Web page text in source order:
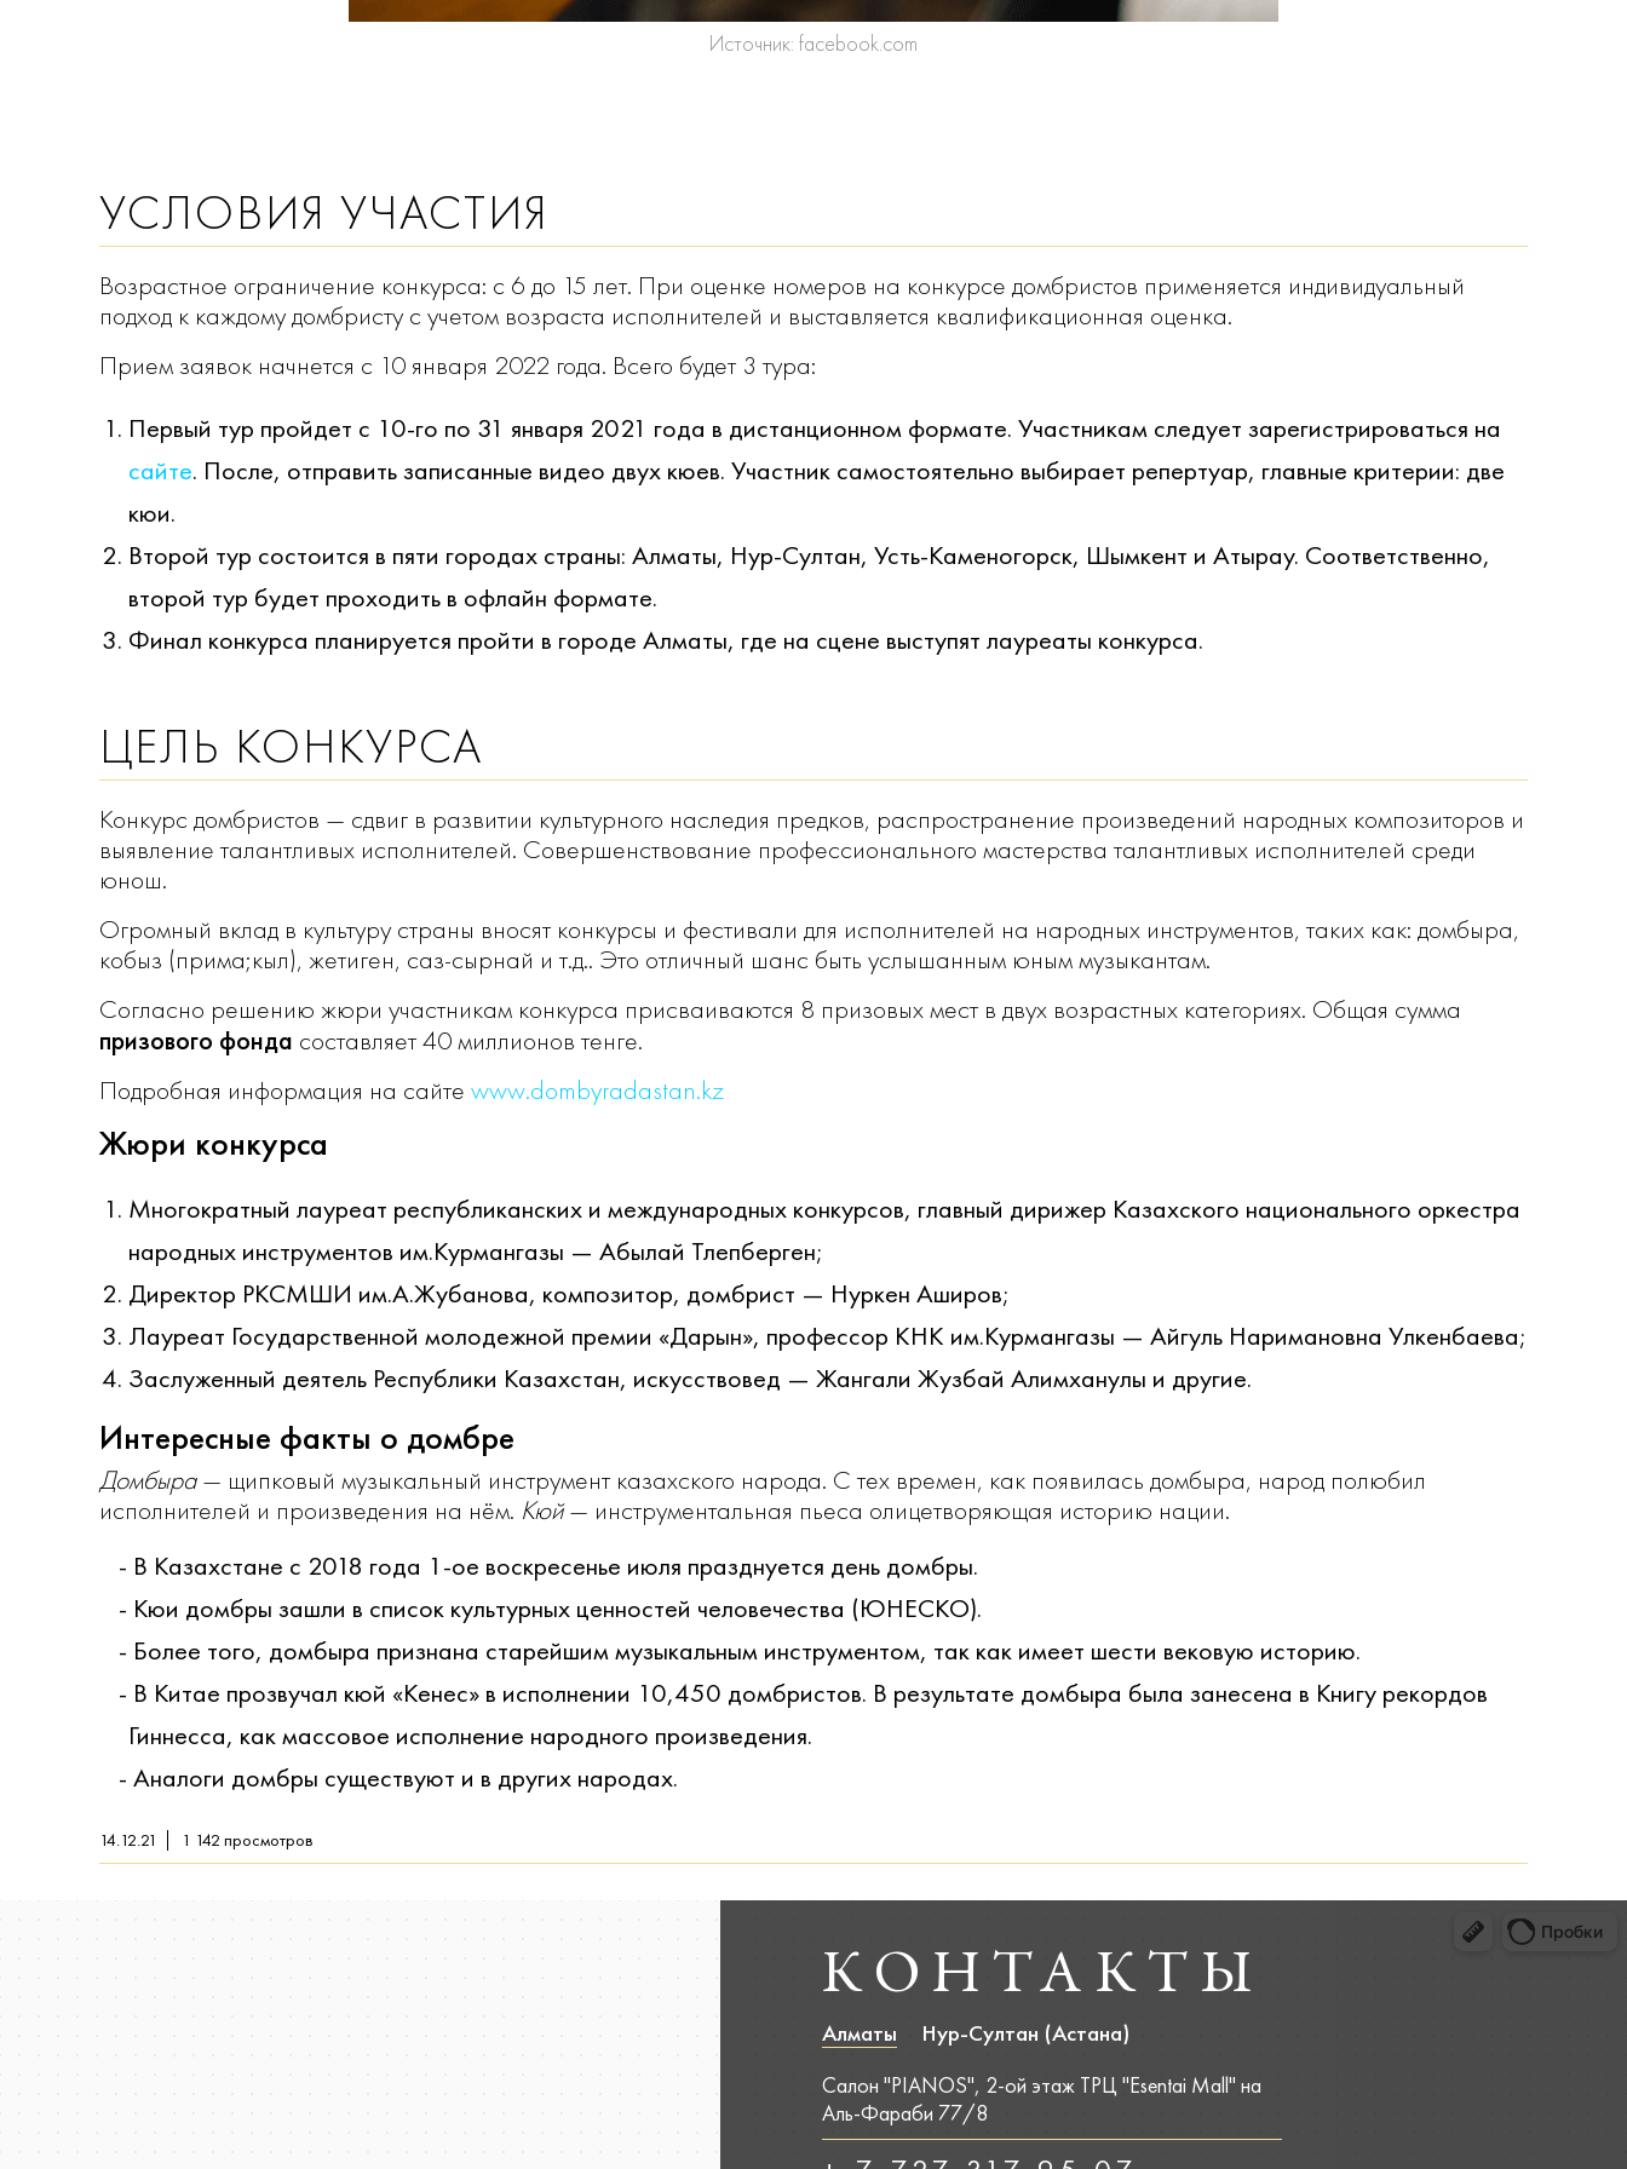
Источник: facebook.com
УСЛОВИЯ УЧАСТИЯ
Возрастное ограничение конкурса: с 6 до 15 лет. При оценке номеров на конкурсе домбристов применяется индивидуальный
подход к каждому домбристу с учетом возраста исполнителей и выставляется квалификационная оценка.
Прием заявок начнется с 10 января 2022 года. Всего будет 3 тура:
Первый тур пройдет с 10-го по 31 января 2021 года в дистанционном формате. Участникам следует зарегистрироваться на
сайте. После, отправить записанные видео двух кюев. Участник самостоятельно выбирает репертуар, главные критерии: две
кюи.
Второй тур состоится в пяти городах страны: Алматы, Нур-Султан, Усть-Каменогорск, Шымкент и Атырау. Соответственно,
второй тур будет проходить в офлайн формате.
Финал конкурса планируется пройти в городе Алматы, где на сцене выступят лауреаты конкурса.
ЦЕЛЬ КОНКУРСА
Конкурс домбристов — сдвиг в развитии культурного наследия предков, распространение произведений народных композиторов и
выявление талантливых исполнителей. Совершенствование профессионального мастерства талантливых исполнителей среди
юнош.
Огромный вклад в культуру страны вносят конкурсы и фестивали для исполнителей на народных инструментов, таких как: домбыра,
кобыз (прима;кыл), жетиген, саз-сырнай и т.д.. Это отличный шанс быть услышанным юным музыкантам.
Согласно решению жюри участникам конкурса присваиваются 8 призовых мест в двух возрастных категориях. Общая сумма
призового фонда составляет 40 миллионов тенге.
Подробная информация на сайте www.dombyradastan.kz
Жюри конкурса
Многократный лауреат республиканских и международных конкурсов, главный дирижер Казахского национального оркестра
народных инструментов им.Курмангазы — Абылай Тлепберген;
Директор РКСМШИ им.А.Жубанова, композитор, домбрист — Нуркен Аширов;
Лауреат Государственной молодежной премии «Дарын», профессор КНК им.Курмангазы — Айгуль Наримановна Улкенбаева;
Заслуженный деятель Республики Казахстан, искусствовед — Жангали Жузбай Алимханулы и другие.
Интересные факты о домбре
Домбыра— щипковый музыкальный инструмент казахского народа. С тех времен, как появилась домбыра, народ полюбил
исполнителей и произведения на нём. Кюй— инструментальная пьеса олицетворяющая историю нации.
В Казахстане с 2018 года 1-ое воскресенье июля празднуется день домбры.
Кюи домбры зашли в список культурных ценностей человечества (ЮНЕСКО).
Более того, домбыра признана старейшим музыкальным инструментом, так как имеет шести вековую историю.
В Китае прозвучал кюй «Кенес» в исполнении 10,450 домбристов. В результате домбыра была занесена в Книгу рекордов
Гиннесса, как массовое исполнение народного произведения.
Аналоги домбры существуют и в других народах.
14.12.21 1 142 просмотров
КОНТАКТЫ
Алматы Нур-Султан (Астана)
Салон "PIANOS", 2-ой этаж ТРЦ "Esentai Mall" на
Аль-Фараби 77/8